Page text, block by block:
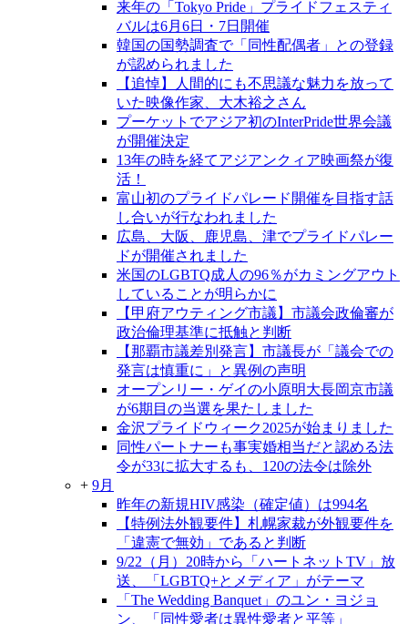
来年の「Tokyo Pride」プライドフェスティ
バルは6月6日・7日開催
韓国の国勢調査で「同性配偶者」との登録
が認められました
【追悼】人間的にも不思議な魅力を放って
いた映像作家、大木裕之さん
プーケットでアジア初のInterPride世界会議
が開催決定
13年の時を経てアジアンクィア映画祭が復
活！
富山初のプライドパレード開催を目指す話
し合いが行なわれました
広島、大阪、鹿児島、津でプライドパレー
ドが開催されました
米国のLGBTQ成人の96％がカミングアウト
していることが明らかに
【甲府アウティング市議】市議会政倫審が
政治倫理基準に抵触と判断
【那覇市議差別発言】市議長が「議会での
発言は慎重に」と異例の声明
オープンリー・ゲイの小原明大長岡京市議
が6期目の当選を果たしました
金沢プライドウィーク2025が始まりました
同性パートナーも事実婚相当だと認める法
令が33に拡大するも、120の法令は除外
+ 9月
昨年の新規HIV感染（確定値）は994名
【特例法外観要件】札幌家裁が外観要件を
「違憲で無効」であると判断
9/22（月）20時から「ハートネットTV」放
送、「LGBTQ+とメディア」がテーマ
「The Wedding Banquet」のユン・ヨジョ
ン、「同性愛者は異性愛者と平等」